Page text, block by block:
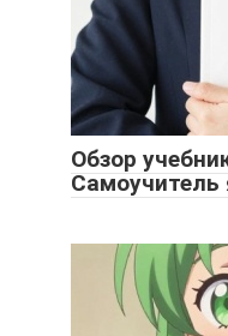
Обзор
Самоучитель